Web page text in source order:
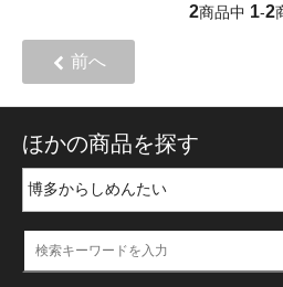
2商品中 1-2
前へ
ほかの商品を探す